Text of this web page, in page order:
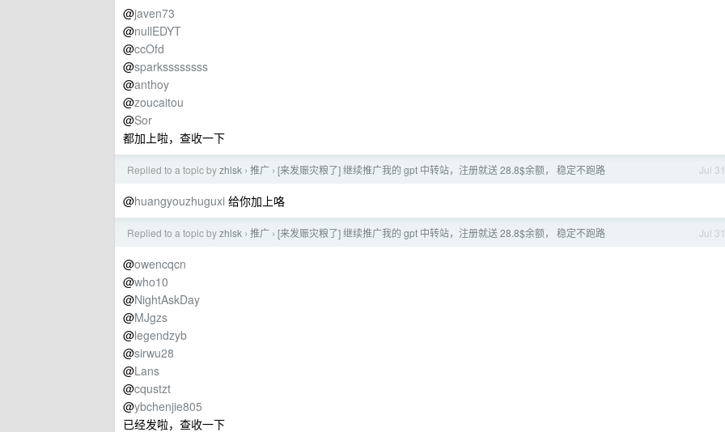
@javen73
@nullEDYT
@ccOfd
@sparkssssssss
@anthoy
@zoucaitou
@Sor
都加上啦，查收一下
Jul 31
Replied to a topic byzhlsk › 推广 › [来发赈灾粮了] 继续推广我的 gpt 中转站，注册就送 28.8$余额， 稳定不跑路
@huangyouzhuguxi 给你加上咯
Jul 31
Replied to a topic byzhlsk › 推广 › [来发赈灾粮了] 继续推广我的 gpt 中转站，注册就送 28.8$余额， 稳定不跑路
@owencqcn
@who10
@NightAskDay
@MJgzs
@legendzyb
@sirwu28
@Lans
@cqustzt
@ybchenjie805
已经发啦，查收一下